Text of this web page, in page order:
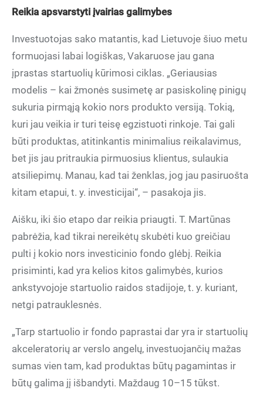
Reikia apsvarstyti įvairias galimybes
Investuotojas sako matantis, kad Lietuvoje šiuo metu
formuojasi labai logiškas, Vakaruose jau gana
įprastas startuolių kūrimosi ciklas. „Geriausias
modelis – kai žmonės susimetę ar pasiskolinę pinigų
sukuria pirmąją kokio nors produkto versiją. Tokią,
kuri jau veikia ir turi teisę egzistuoti rinkoje. Tai gali
būti produktas, atitinkantis minimalius reikalavimus,
bet jis jau pritraukia pirmuosius klientus, sulaukia
atsiliepimų. Manau, kad tai ženklas, jog jau pasiruošta
kitam etapui, t. y. investicijai“, – pasakoja jis.
Aišku, iki šio etapo dar reikia priaugti. T. Martūnas
pabrėžia, kad tikrai nereikėtų skubėti kuo greičiau
pulti į kokio nors investicinio fondo glėbį. Reikia
prisiminti, kad yra kelios kitos galimybės, kurios
ankstyvojoje startuolio raidos stadijoje, t. y. kuriant,
netgi patrauklesnės.
„Tarp startuolio ir fondo paprastai dar yra ir startuolių
akceleratorių ar verslo angelų, investuojančių mažas
sumas vien tam, kad produktas būtų pagamintas ir
būtų galima jį išbandyti. Maždaug 10–15 tūkst.